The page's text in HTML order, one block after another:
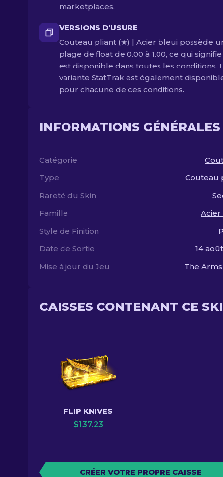
marketplaces.
VERSIONS D’USURE
Couteau pliant (★) | Acier bleui possède
plage de float de 0.00 à 1.00, ce qui
est disponible dans toutes les conditions.
variante StatTrak est également
pour chacune de ces conditions.
INFORMATIONS GÉNÉRALES
Catégorie
Type
Couteau
Rareté du Skin
Famille
Acier
Style de Finition
Date de Sortie
14
Mise à jour du Jeu
The
CAISSES CONTENANT CE
FLIP KNIVES
$137.23
CRÉER VOTRE PROPRE CAISSE